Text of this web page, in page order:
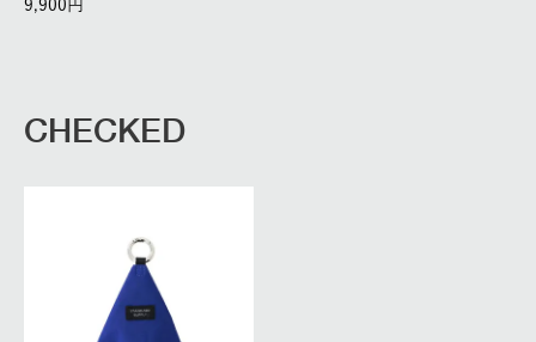
9,900
CHECKED